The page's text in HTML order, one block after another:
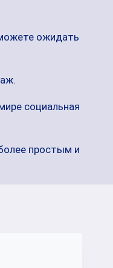
ожидать
социальная
простым и